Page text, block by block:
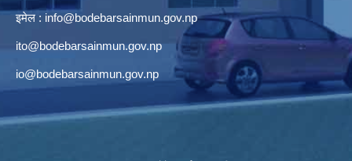
इमेल : info@bodebarsainmun.gov.np
ito@bodebarsainmun.gov.np
io@bodebarsainmun.gov.np